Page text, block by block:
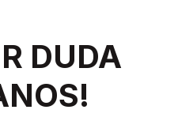
DUDA